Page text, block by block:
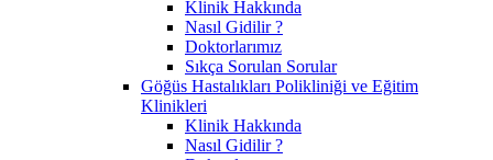
Klinik Hakkında
Nasıl Gidilir ?
Doktorlarımız
Sıkça Sorulan Sorular
Göğüs Hastalıkları Polikliniği ve Eğitim
Klinikleri
Klinik Hakkında
Nasıl Gidilir ?